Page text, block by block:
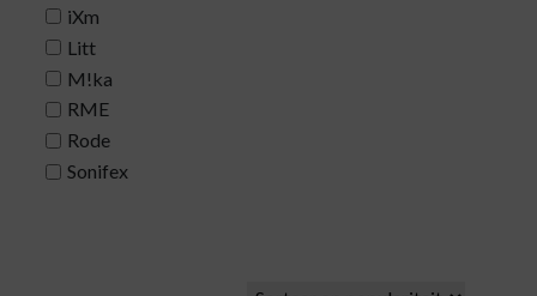
iXm
Litt
M!ka
RME
Rode
Sonifex